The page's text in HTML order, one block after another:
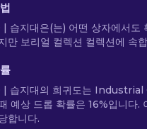
습지대은(는) 어떤 상자에서도
만 보리얼 컬렉션 컬렉션에 속
습지대의 희귀도는 Industrial
예상 드롭 확률은 16%입니다.
합니다.